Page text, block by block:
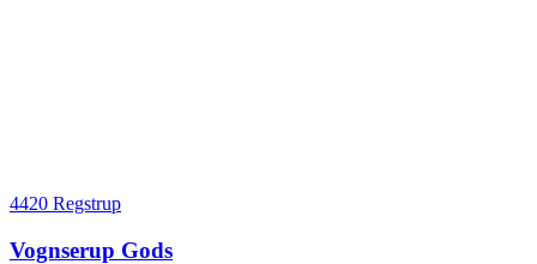
4420 Regstrup
Vognserup Gods